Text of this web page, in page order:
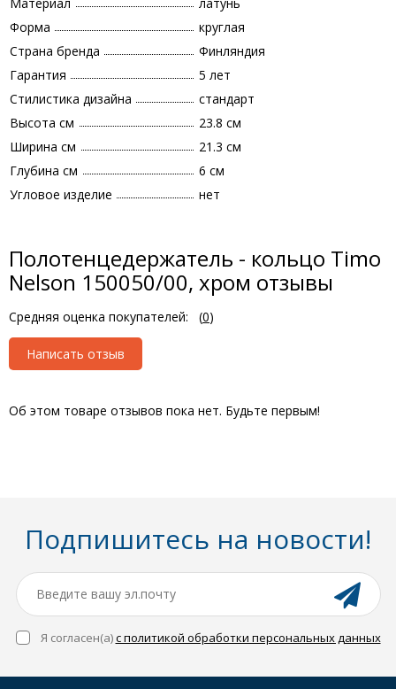
Форма
круглая
Страна бренда
Финляндия
Гарантия
5 лет
Стилистика дизайна
стандарт
Высота см
23.8 см
Ширина см
21.3 см
Глубина см
6 см
Угловое изделие
нет
Полотенцедержатель - кольцо Timo
Nelson 150050/00, хром отзывы
Средняя оценка покупателей: (0)
Написать отзыв
Об этом товаре отзывов пока нет. Будьте первым!
Подпишитесь на новости!
Я согласен(a)с политикой обработки персональных данных